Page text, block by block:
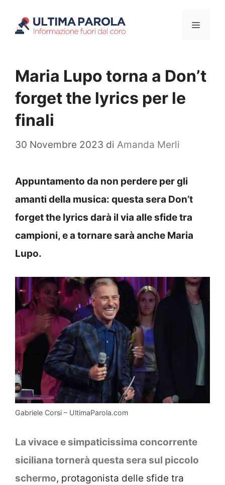
Menu
Maria Lupo torna a Don’t
forget the lyrics per le
finali
30 Novembre 2023 di Amanda Merli
Appuntamento da non perdere per gli
amanti della musica: questa sera Don’t
forget the lyrics darà il via alle sfide tra
campioni, e a tornare sarà anche Maria
Lupo.
Gabriele Corsi – UltimaParola.com
La vivace e simpaticissima concorrente
siciliana tornerà questa sera sul piccolo
schermo, protagonista delle sfide tra